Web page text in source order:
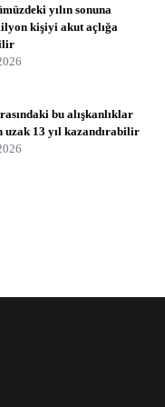
yılın sonuna
kişiyi akut açlığa
bu alışkanlıklar
uzak 13 yıl kazandırabilir